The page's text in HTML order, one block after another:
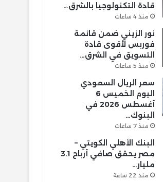
قادة التكنولوجيا بالشرق…
منذ 4 ساعات
نور الزيني ضمن قائمة
فوربس لأقوى قادة
التسويق في الشرق…
منذ 5 ساعات
سعر الريال السعودي
اليوم الخميس 6
أغسطس 2026 في
البنوك…
منذ 7 ساعات
البنك الأهلي الكويتي –
مصر يحقق صافي أرباح 3.1
مليار…
منذ 22 ساعة